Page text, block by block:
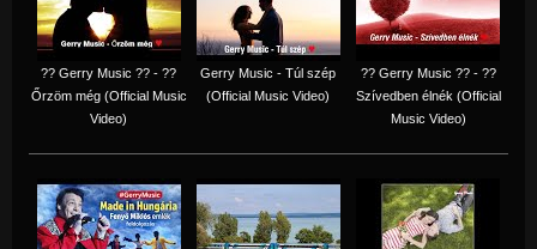
?? Gerry Music ?? - ??
Őrzöm még (Official Music
Video)
Gerry Music - Túl szép
(Official Music Video)
?? Gerry Music ?? - ??
Szívedben élnék (Official
Music Video)